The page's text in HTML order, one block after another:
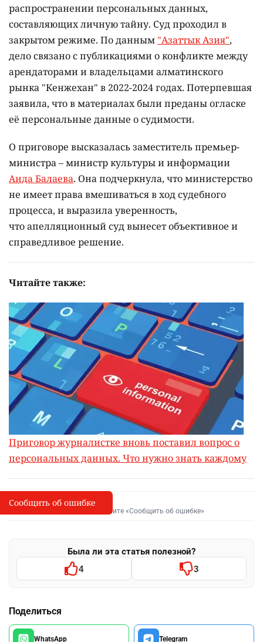
распространении персональных данных,
составляющих личную тайну. Суд проходил в
закрытом режиме. По данным "Азаттык Азия",
дело связано с публикациями о конфликте между
арендаторами и владельцами алматинского
рынка "Кенжехан" в 2022-2024 годах. Потерпевшая
заявила, что в материалах были преданы огласке
её персональные данные о судимости.
О приговоре высказалась заместитель премьер-
министра – министр культуры и информации
Аида Балаева. Она подчеркнула, что министерство
не имеет права вмешиваться в ход судебного
процесса, и выразила уверенность,
что апелляционный суд вынесет объективное и
справедливое решение.
Читайте также:
Приговор журналистке вновь поставил вопрос о
персональных данных. Что нужно знать каждому
I
Сообщить об опечатке
Выделите фрагмент и нажмите «Сообщить об ошибке»
Была ли эта статья полезной?
4 3
Поделиться
WhatsApp Telegram
Сообщить об ошибке